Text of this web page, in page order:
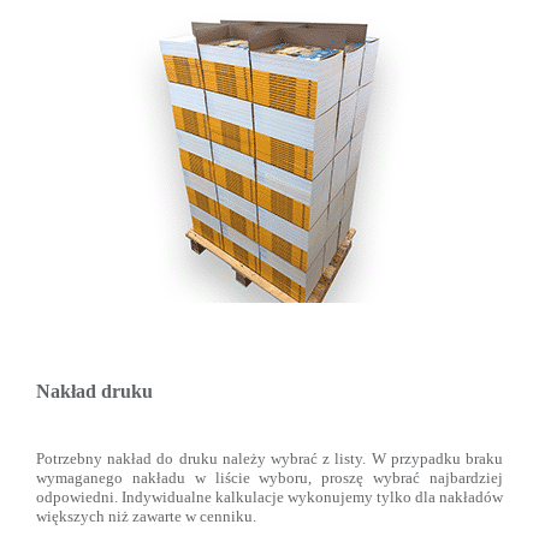
Nakład druku
Potrzebny nakład do druku należy wybrać z listy. W przypadku braku
wymaganego nakładu w liście wyboru, proszę wybrać najbardziej
odpowiedni. Indywidualne kalkulacje wykonujemy tylko dla nakładów
większych niż zawarte w cenniku.